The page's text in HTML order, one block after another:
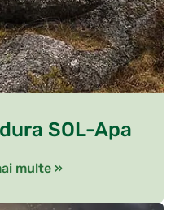
SOL-Apa
multe »